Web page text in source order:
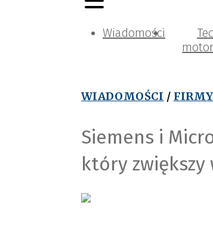
Wiadomości
WIADOMOŚCI / FIRMY
Siemens i
który